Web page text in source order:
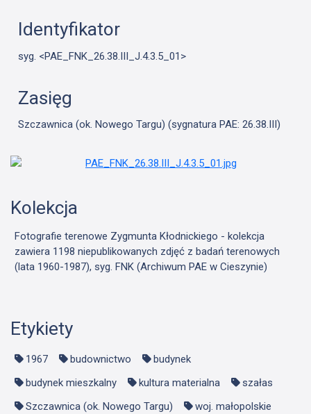
Identyfikator
syg. <PAE_FNK_26.38.III_J.4.3.5_01>
Zasięg
Szczawnica (ok. Nowego Targu) (sygnatura PAE: 26.38.III)
Kolekcja
Fotografie terenowe Zygmunta Kłodnickiego - kolekcja
zawiera 1198 niepublikowanych zdjęć z badań terenowych
(lata 1960-1987), syg. FNK (Archiwum PAE w Cieszynie)
Etykiety
1967 budownictwo
budynek
budynek mieszkalny
kultura materialna
szałas
Szczawnica (ok. Nowego Targu)
woj. małopolskie